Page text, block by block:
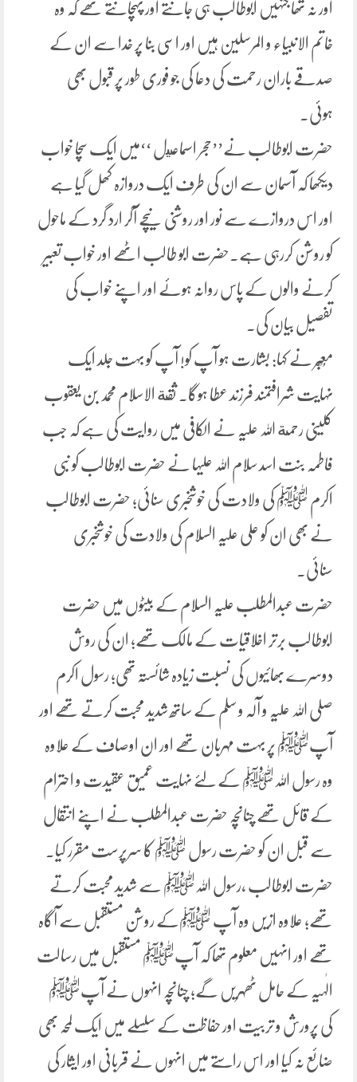
اور نہ تھا جنہیں ابوطالب ہی جانتے اور پہچانتے تھے کہ وہ
خاتم الانبیاء و المرسلین ہیں اور اسی بنا پر خدا سے ان کے
صدقے باران رحمت کی دعا کی جو فوری طور پر قبول بھی
ہوئی۔
حضرت ابوطالب نے’’حجر اسماعيل ‘‘میں ایک سچا خواب
دیکھا کہ آسمان سے ان کی طرف ایک دروازہ کھل گیا ہے
اور اس دروازے سے نور اور روشنی نیچے آکر ارد گرد کے ماحول
کو روشن کررہی ہے۔حضرت ابو طالب اٹھے اور خواب تعبیر
کرنے والوں کے پاس روانہ ہوئے اور اپنے خواب کی
تفصیل بیان کی۔
مُعَبِّر نے کہا: بشارت ہو آپ کو! آپ کو بہت جلد ایک
نہایت شرافتمند فرزند عطا ہوگا۔ ثقة الاسلام محمد بن یعقوب
کلینی رحمة اللہ علیہ نے الکافی میں روایت کی ہے کہ جب
فاطمہ بنت اسد سلام اللہ علیہا نے حضرت ابوطالب کو نبی
اکرم ﷺ کی ولادت کی خوشخبری سنائی؛ حضرت ابوطالب
نے بھی ان کو علی علیہ السلام کی ولادت کی خوشخبری
سنائی۔
حضرت عبدالمطلب علیہ السلام کے بیٹوں میں حضرت
ابوطالب برتر اخلاقیات کے مالک تھے؛ ان کی روش
دوسرے بھائیوں کی نسبت زیادہ شائستہ تھی؛ رسول اکرم
صلی اللہ علیہ و آلہ و سلم کے ساتھ شدید محبت کرتے تھے اور
آپﷺ پر بہت مہربان تھے اور ان اوصاف کے علاوہ
وہ رسول اللہﷺ کے لئے نہایت عمیق عقیدت و احترام
کے قائل تھے چنانچہ حضرت عبدالمطلب نے اپنے انتقال
سے قبل ان کو حضرت رسول ﷺ کا سرپرست مقرر کیا۔
حضرت ابوطالب ،رسول اللہﷺ سے شدید محبت کرتے
تھے؛ علاوہ ازیں وہ آپ ﷺکے روشن مستقبل سے آگاہ
تھے اور انہیں معلوم تھا کہ آپﷺ مستقبل میں رسالت
الٰہیہ کے حامل ٹھہریں گے؛ چنانچہ انہوں نے آپﷺ
کی پرورش و تربیت اور حفاظت کے سلسلے میں ایک لمحہ بھی
ضائع نہ کیا اور اس راستے میں انہوں نے قربانی اور ایثار کی